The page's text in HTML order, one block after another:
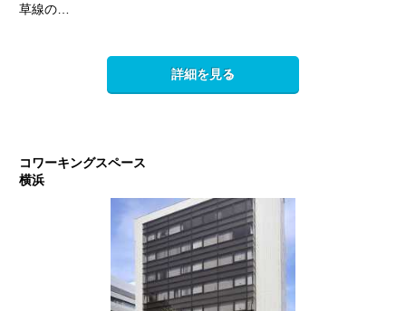
草線の…
詳細を見る
コワーキングスペース
横浜